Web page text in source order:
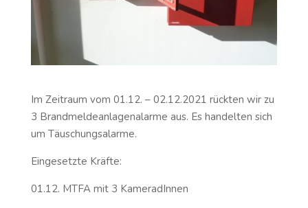
Im Zeitraum vom 01.12. – 02.12.2021 rückten wir zu
3 Brandmeldeanlagenalarme aus. Es handelten sich
um Täuschungsalarme.
Eingesetzte Kräfte:
01.12. MTFA mit 3 KameradInnen